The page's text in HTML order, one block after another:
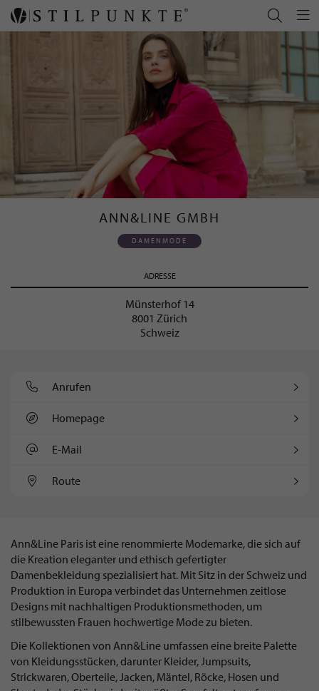
ANN&LINE GMBH
DAMENMODE
ADRESSE
Münsterhof 14
8001 Zürich
Schweiz
Anrufen
Homepage
E-Mail
Route
Ann&Line Paris ist eine renommierte Modemarke, die sich auf
die Kreation eleganter und ethisch gefertigter
Damenbekleidung spezialisiert hat. Mit Sitz in der Schweiz und
Produktion in Europa verbindet das Unternehmen zeitlose
Designs mit nachhaltigen Produktionsmethoden, um
stilbewussten Frauen hochwertige Mode zu bieten.
Die Kollektionen von Ann&Line umfassen eine breite Palette
von Kleidungsstücken, darunter Kleider, Jumpsuits,
Strickwaren, Oberteile, Jacken, Mäntel, Röcke, Hosen und